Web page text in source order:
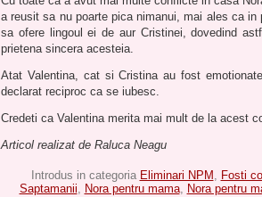
a reusit sa nu poarte pica nimanui, mai ales ca in
sa ofere lingoul ei de aur Cristinei, dovedind
prietena sincera acesteia.
Atat Valentina, cat si Cristina au fost
declarat reciproc ca se iubesc.
Credeti ca Valentina merita mai mult de la acest
Articol realizat de Raluca Neagu
Introdus in categoria Eliminari NPM , Fosti
Saptamanii, Nora pentru mama, Nora pentru